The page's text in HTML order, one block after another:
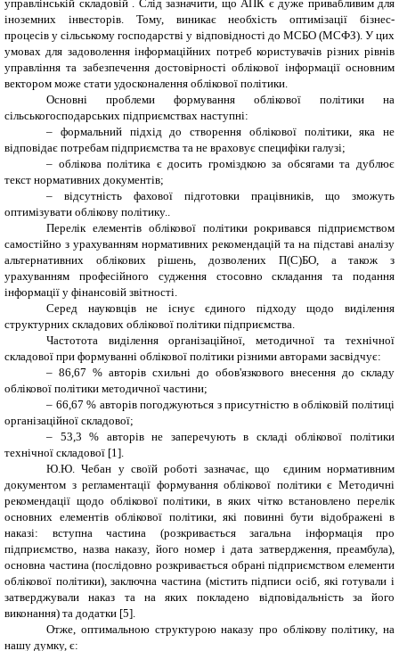
управлінській складовій . Слід зазначити, що АПК є дуже привабливим для
іноземних інвесторів.
Тому, виникає необхість оптимізації бізнес-
процесів у сільському господарстві у відповідності до МСБО (МСФЗ). У цих
умовах для задоволення інформаційних потреб користувачів різних рівнів
управління та забезпечення достовірності облікової інформації основним
вектором може стати удосконалення облікової політики.
Основні проблеми формування облікової політики на
сільськогосподарських підприємствах наступні:
– формальний підхід до створення облікової політики, яка не
відповідає потребам підприємства та не враховує специфіки галузі;
– облікова політика є досить громіздкою за обсягами та дублює
текст нормативних документів;
–
відсутність фахової підготовки працівників, що зможуть
оптимізувати облікову політику..
Перелік елементів облікової політики рокривався підприємством
самостійно з урахуванням нормативних рекомендацій та на підставі аналізу
альтернативних облікових рішень, дозволених П(С)БО, а також з
урахуванням професійного судження стосовно складання та подання
інформації у фінансовій звітності.
Серед науковців не існує єдиного підходу щодо виділення
структурних складових облікової політики підприємства.
Частотота виділення організаційної, методичної та технічної
складової при формуванні облікової політики різними авторами засвідчує:
– 86,67 % авторів схильні до обов'язкового внесення до складу
облікової політики методичної частини;
– 66,67 % авторів погоджуються з присутністю в обліковій політиці
організаційної складової;
– 53,3 % авторів не заперечують в складі облікової політики
технічної складової [1].
Ю.Ю. Чебан у своїй роботі зазначає, що єдиним нормативним
документом з регламентації формування облікової політики є Методичні
рекомендації щодо облікової політики, в яких чітко встановлено перелік
основних елементів облікової політики, які повинні бути відображені в
наказі: вступна частина (розкривається загальна інформація про
підприємство, назва наказу, його номер і дата затвердження, преамбула),
основна частина (послідовно розкривається обрані підприємством елементи
облікової політики), заключна частина (містить підписи осіб, які готували і
затверджували наказ та на яких покладено відповідальність за його
виконання) та додатки [5].
Отже, оптимальною структурою наказу про облікову політику, на
нашу думку, є: